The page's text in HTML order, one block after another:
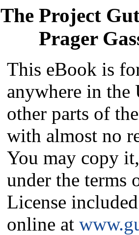
The Project
Prager
This eBook is
anywhere in the
other parts of
with almost no
You may copy
under the terms
License
online at